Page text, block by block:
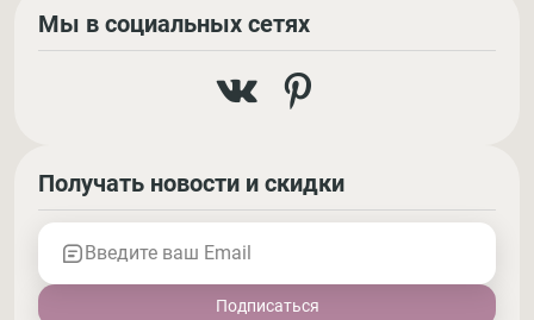
Мы в социальных сетях
Получать новости и скидки
Введите ваш Email